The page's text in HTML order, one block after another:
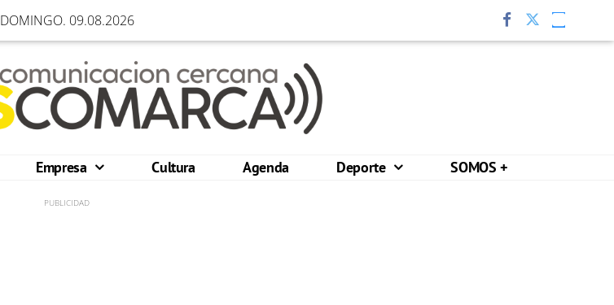
DOMINGO. 09.08.2026
Empresa Cultura Agenda Deporte SOMOS +